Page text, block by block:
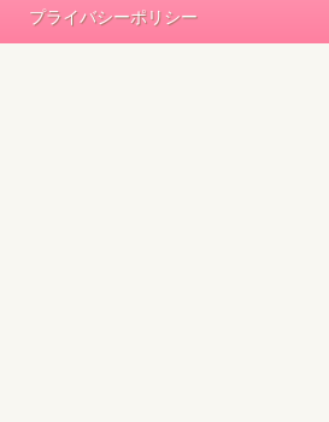
プライバシーポリシー